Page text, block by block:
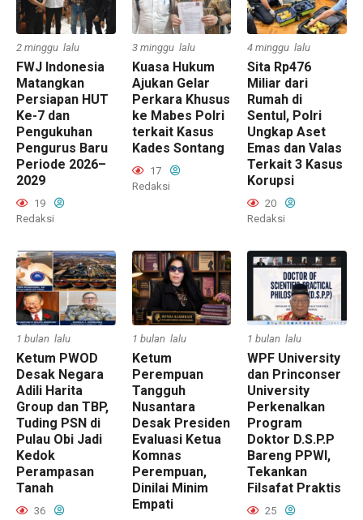
2 minggu lalu
FWJ Indonesia
Matangkan
Persiapan HUT
Ke-7 dan
Pengukuhan
Pengurus Baru
Periode 2026–
2029
19
Redaksi
3 minggu lalu
Kuasa Hukum
Ajukan Gelar
Perkara Khusus
ke Mabes Polri
terkait Kasus
Kades Sontang
17
Redaksi
4 minggu lalu
Sita Rp476
Miliar dari
Rumah di
Sentul, Polri
Ungkap Aset
Emas dan Valas
Terkait 3 Kasus
Korupsi
20
Redaksi
1 bulan lalu
Ketum PWOD
Desak Negara
Adili Harita
Group dan TBP,
Tuding PSN di
Pulau Obi Jadi
Kedok
Perampasan
Tanah
36
1 bulan lalu
Ketum
Perempuan
Tangguh
Nusantara
Desak Presiden
Evaluasi Ketua
Komnas
Perempuan,
Dinilai Minim
Empati
1 bulan lalu
WPF University
dan Princonser
University
Perkenalkan
Program
Doktor D.S.P.P
Bareng PPWI,
Tekankan
Filsafat Praktis
25